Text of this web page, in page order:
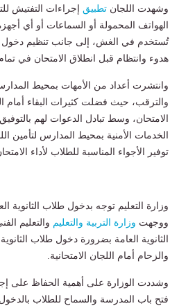
وشهدت اللجان تطبيق إجراءات التفتيش
الهواتف المحمولة أو السماعات أو أي
تُستخدم في الغش، إلى جانب تنظيم دخول
هدوء وانتظام قبل انطلاق الامتحان في
وانتشرت أعداد من الأمهات بمحيط
والترقب، حيث فضلت كثيرات البقاء أمام
الامتحان، وسط تبادل الدعوات لهم
الخدمات الأمنية بمحيط المدارس لتأمين
توفير الأجواء المناسبة للطلاب لأداء
وزارة التعليم توجه بدخول طلاب الثانوية
ووجهت وزارة التربية والتعليم والتعليم
الثانوية العامة بضرورة دخول طلاب
والزحام أمام اللجان الامتحانية.
وشددت الوزارة على أهمية الحفاظ على
فتح باب المدرسة والسماح للطلاب